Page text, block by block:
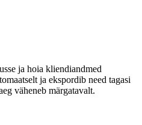
ja hoia kliendiandmed
ja ekspordib need tagasi
väheneb märgatavalt.